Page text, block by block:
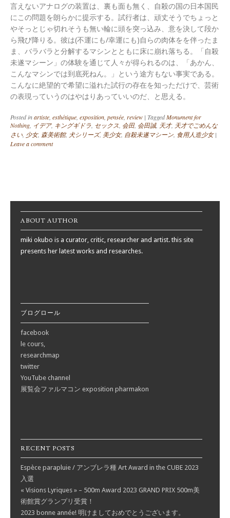
言えないアナログの装置は、裏も面も無く、自殺の国の日本国民
にこの問題を朗らかに提示する。試行者は、頑丈そうでちょっと
やそっとじゃ切れそうも無い輪に頭を突っ込み、意を決して段か
ら飛び降りる。彼は(不運にも/幸運にも)自らの肉体をを伴ったま
ま、バラバラと分解するマシンとともに床に崩れ落ちる。「自殺
未遂マシーン」の体験を通じて人々が得られるのは、「あかん、
こんなマシンでは到底死ねん。」という途方もない事実である。
こんなに絶望的で希望に溢れた試行の存在を知っただけで、芸術
の表現っていうのはやはりあっていいのだ、と思える。
Posted inartiste esthétique exposition pensée review | TaggedMonument for
Nothing イデア, キングギドラ セックス 会田, 会田誠, 天才, 天才でごめんな
さい 少女, 森美術館, 犬シリーズ, 美少女, 自殺未遂マシーン 食用人造少女 |
Leave a comment
Post navigation
ABOUT AUTHOR
miki okubo is a curator, critic, researcher and artist. this site
presents her latest works and researches.
ブログロール
facebook
le cours,
researchmap
twitter
YouTube channel
展覧会ファルマコン exposition pharmakon
RECENT POSTS
Espèce parapluie / アンブレラ種 Art Award in the CUBE 2023
入選
« Visions Lyriques » – 500m Award 2023 GRAND PRIX 500m美
術館賞グランプリ受賞！
2023 bonne année! 明けましておめでとうございます。